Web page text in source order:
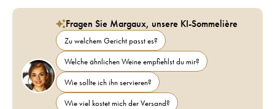
Fragen Sie Margaux, unsere KI-Sommelière
Zu welchem Gericht passt es?
Welche ähnlichen Weine empfiehlst du mir?
Wie sollte ich ihn servieren?
Wie viel kostet mich der Versand?